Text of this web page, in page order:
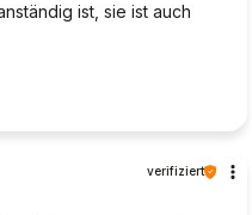
ist, sie ist auch
verifiziert